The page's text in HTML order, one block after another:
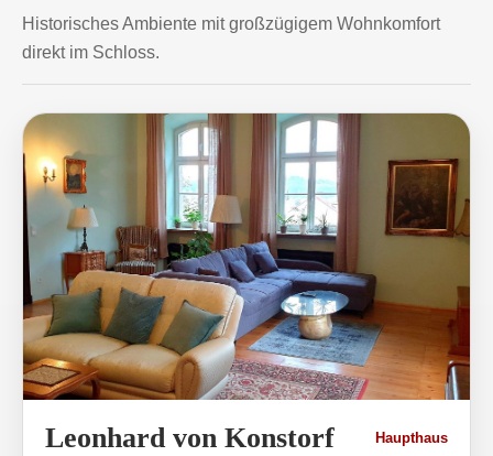
Historisches Ambiente mit großzügigem Wohnkomfort
direkt im Schloss.
Leonhard von Konstorf Haupthaus